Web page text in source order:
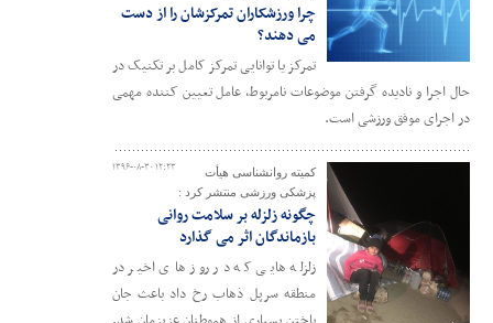
چرا ورزشکاران تمرکزشان را از دست
می دهند؟
تمرکز یا توانایی تمرکز کامل بر تکنیک در
حال اجرا و نادیده گرفتن موضوعات نامربوط، عامل تعیین کننده مهمی
در اجرای موفق ورزشی است.
۱۳۹۶-۰۸-۳۰ ۱۲:۲۳
کمیته روانشناسی هیأت
پزشکی ورزشی منتشر کرد :
چگونه زلزله بر سلامت روانی
بازماندگان اثر می گذارد
زلزله هایی که در روز های اخیر در
منطقه سرپل ذهاب رخ داد باعث جان